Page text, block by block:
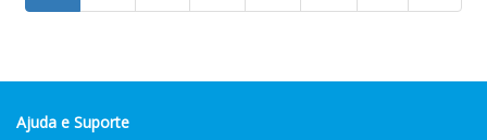
Ajuda e Suporte